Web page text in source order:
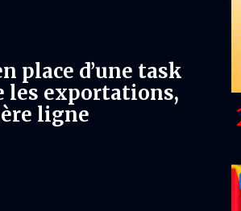
place d’une task
les exportations,
ligne